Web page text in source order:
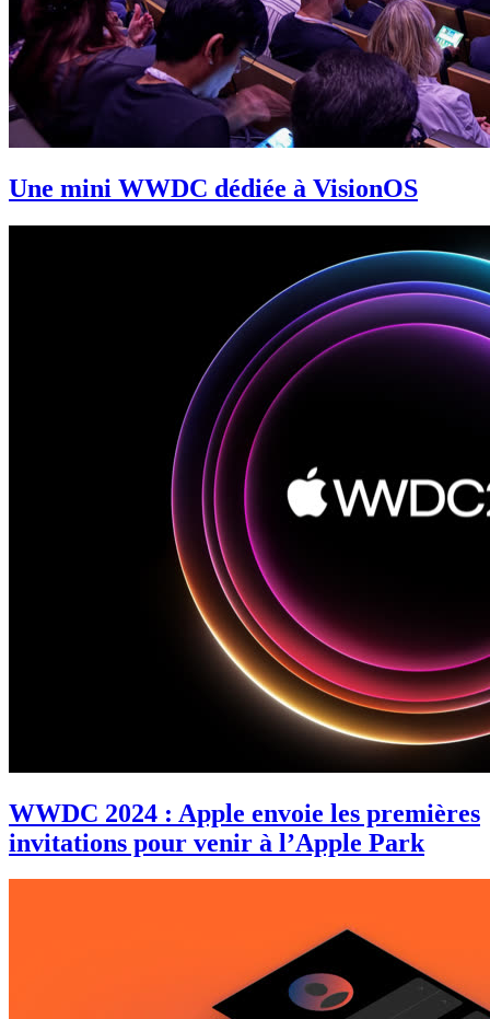
Une mini WWDC dédiée à VisionOS
WWDC 2024 : Apple envoie les premières
invitations pour venir à l’Apple Park